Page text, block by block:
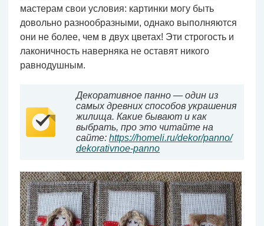
мастерам свои условия: картинки могу быть
довольно разнообразными, однако выполняются
они не более, чем в двух цветах! Эти строгость и
лаконичность наверняка не оставят никого
равнодушным.
Декоративное панно — один из
самых древних способов украшения
жилища. Какие бывают и как
выбрать, про это читайте на
сайте: https://homeli.ru/dekor/panno/
dekorativnoe-panno